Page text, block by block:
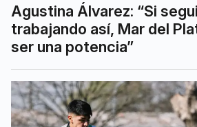
Agustina Álvarez: “Si
trabajando así, Mar del
ser una potencia”